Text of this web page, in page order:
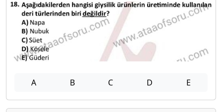
A B C D E